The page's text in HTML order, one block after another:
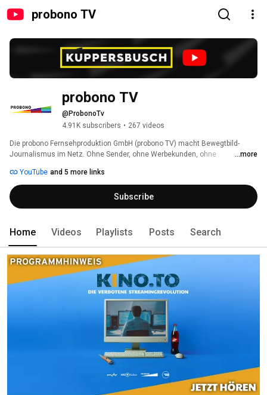
probono TV
probono TV
@ProbonoTv
4.91K subscribers • 267 videos
Die probono Fernsehproduktion GmbH (probono TV) macht Bewegtbild-
Journalismus im Netz. Ohne Sender, ohne Werbekunden, ohne
Die Macher sind Journalisten. Sie ergänzen Haltung um Informationen,
eine Meinung um eine ergebnisoffene Recherche!
...more
YouTube and 5 more links
Subscribe
Home Videos Playlists Posts Search